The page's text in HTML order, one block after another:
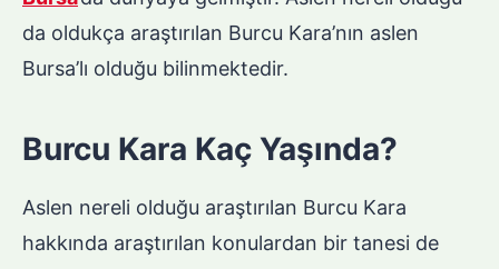
da oldukça araştırılan Burcu Kara’nın aslen
Bursa’lı olduğu bilinmektedir.
Burcu Kara Kaç Yaşında?
Aslen nereli olduğu araştırılan Burcu Kara
hakkında araştırılan konulardan bir tanesi de